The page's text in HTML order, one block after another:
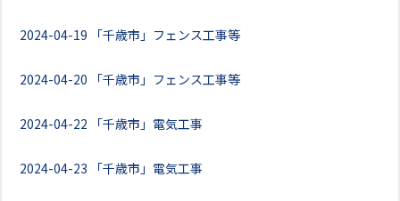
2024-04-19 「千歳市」フェンス工事等
2024-04-20 「千歳市」フェンス工事等
2024-04-22 「千歳市」電気工事
2024-04-23 「千歳市」電気工事